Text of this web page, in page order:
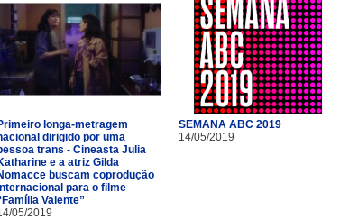
longa-metragem
dirigido por uma
trans - Cineasta Julia
e a atriz Gilda
buscam coprodução
para o filme
Valente”
05/2019
SEMANA ABC 2019
14/05/2019